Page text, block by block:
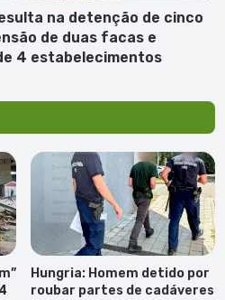
na detenção de cinco
de duas facas e
4 estabelecimentos
Hungria: Homem detido por
roubar partes de cadáveres